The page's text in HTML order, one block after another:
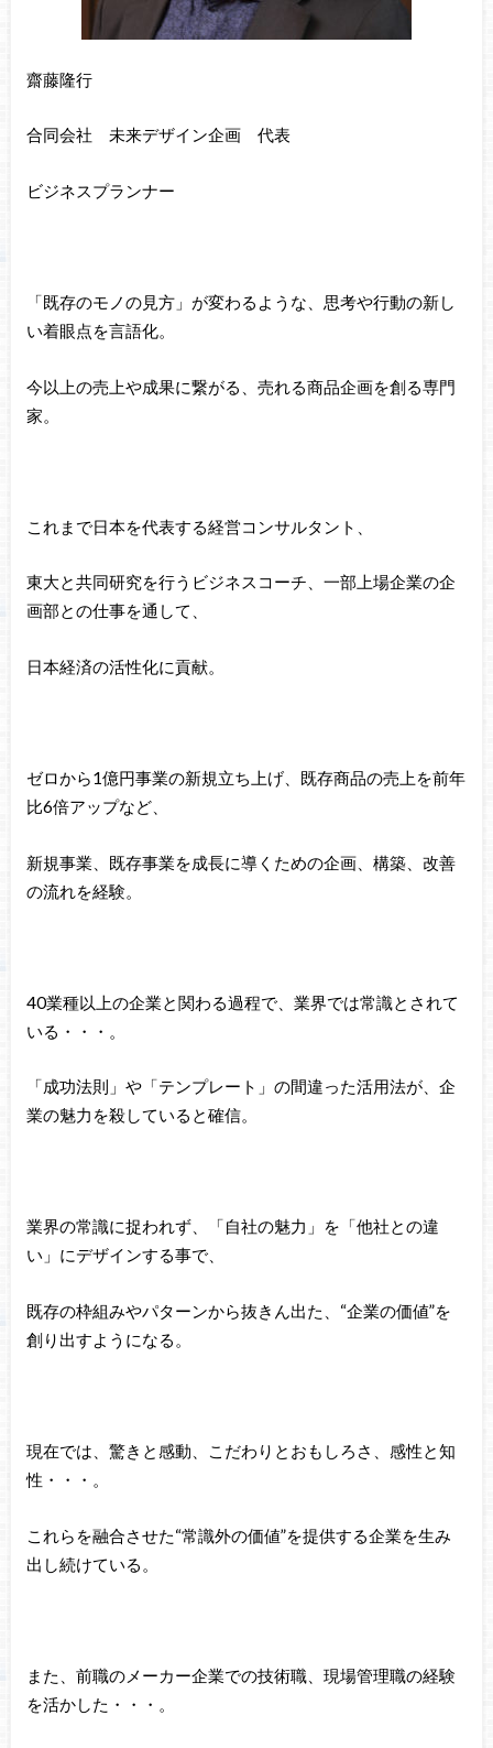
齋藤隆行
合同会社 未来デザイン企画 代表
ビジネスプランナー
「既存のモノの見方」が変わるような、思考や行動の新し
い着眼点を言語化。
今以上の売上や成果に繋がる、売れる商品企画を創る専門
家。
これまで日本を代表する経営コンサルタント、
東大と共同研究を行うビジネスコーチ、一部上場企業の企
画部との仕事を通して、
日本経済の活性化に貢献。
ゼロから1億円事業の新規立ち上げ、既存商品の売上を前年
比6倍アップなど、
新規事業、既存事業を成長に導くための企画、構築、改善
の流れを経験。
40業種以上の企業と関わる過程で、業界では常識とされて
いる・・・。
「成功法則」や「テンプレート」の間違った活用法が、企
業の魅力を殺していると確信。
業界の常識に捉われず、「自社の魅力」を「他社との違
い」にデザインする事で、
既存の枠組みやパターンから抜きん出た、“企業の価値”を
創り出すようになる。
現在では、驚きと感動、こだわりとおもしろさ、感性と知
性・・・。
これらを融合させた“常識外の価値”を提供する企業を生み
出し続けている。
また、前職のメーカー企業での技術職、現場管理職の経験
を活かした・・・。